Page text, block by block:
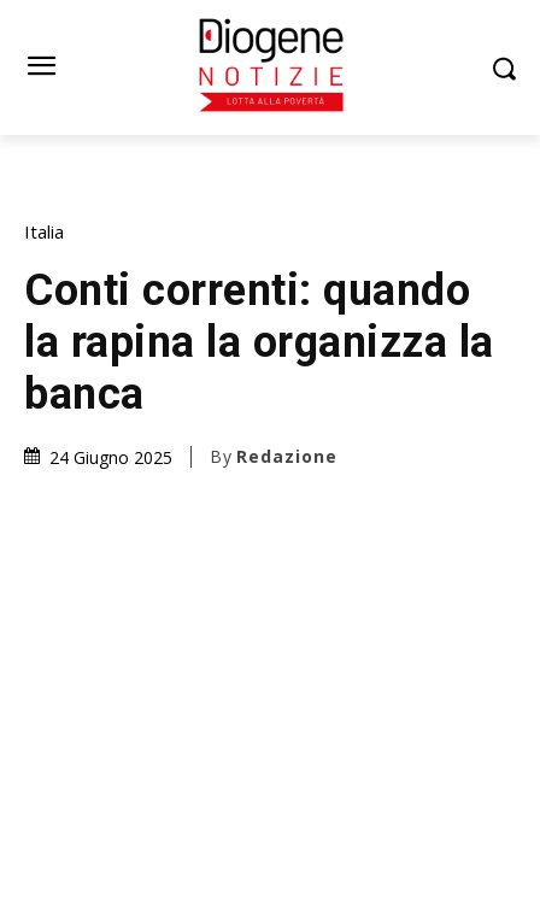
Italia
Conti correnti: quando
la rapina la organizza la
banca
24 Giugno 2025 By Redazione